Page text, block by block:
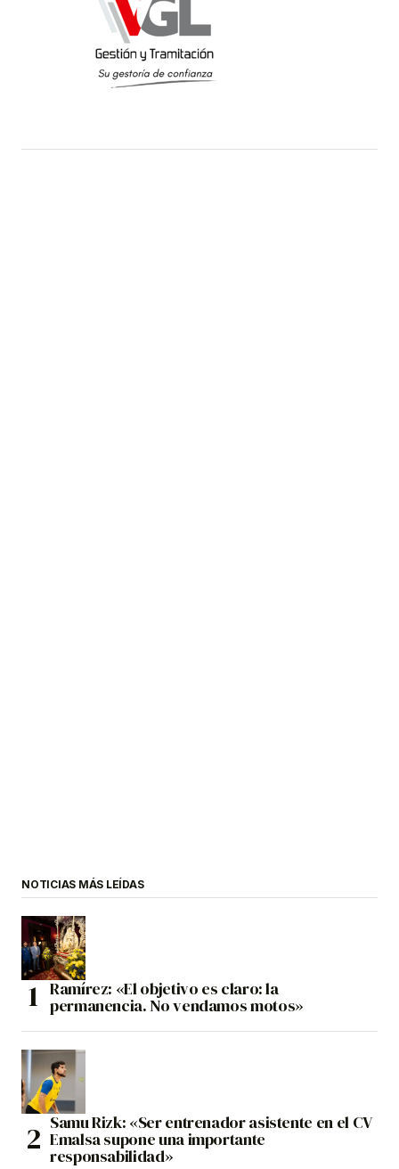
NOTICIAS MÁS LEÍDAS
Ramírez: «El objetivo es claro: la
permanencia. No vendamos motos»
Samu Rizk: «Ser entrenador asistente en el CV
Emalsa supone una importante
responsabilidad»